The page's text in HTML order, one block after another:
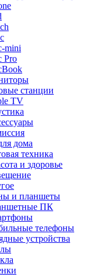
mini
Pro
станции
TV
дома
техника
и здоровье
и планшеты
ПК
телефоны
устройства